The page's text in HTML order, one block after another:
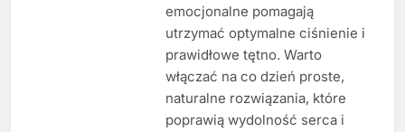
emocjonalne pomagają
utrzymać optymalne ciśnienie i
prawidłowe tętno. Warto
włączać na co dzień proste,
naturalne rozwiązania, które
poprawią wydolność serca i